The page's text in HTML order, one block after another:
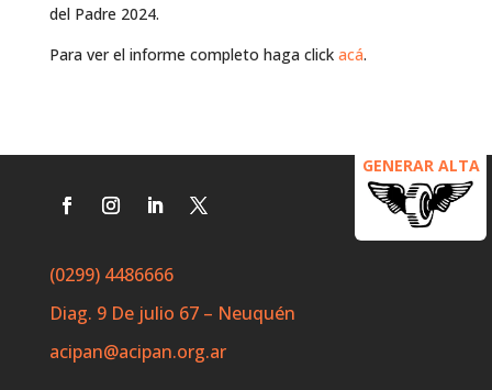
GENERAR ALTA
del Padre 2024.
Para ver el informe completo haga click acá.
(0299) 4486666
Diag. 9 De julio 67 – Neuquén
acipan@acipan.org.ar